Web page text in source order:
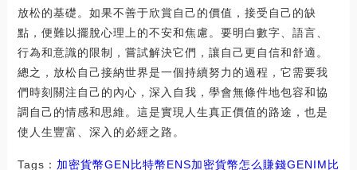
放松的基礎。如果不善于欣賞自己的價值，接受自己的缺
點，便難以擺脫心理上的不安和焦慮。要明白數字、語言、
行為和意識的限制，嘗試解決它們，讓自己更自信和舒適。
總之，放松自己接納世界是一個持續努力的過程，它需要我
們時刻關注自己的內心，深入自我，學會無條件地包容和協
調自己的情感和思維。這是實現人生真正價值的路途，也是
使人生豐富、深入的必經之路。
Tags： 加密貨幣GEN 比特幣ENS加密貨幣怎么賺錢GENIM 比